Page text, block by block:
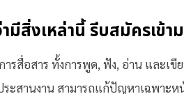
สิ่งเหล่านี้ รีบสมัครเข้าม
รสื่อสาร ทั้งการพูด, ฟัง, อ่าน และเขี
ะสานงาน สามารถแก้ปัญหาเฉพาะห